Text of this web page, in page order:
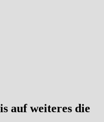
auf weiteres die